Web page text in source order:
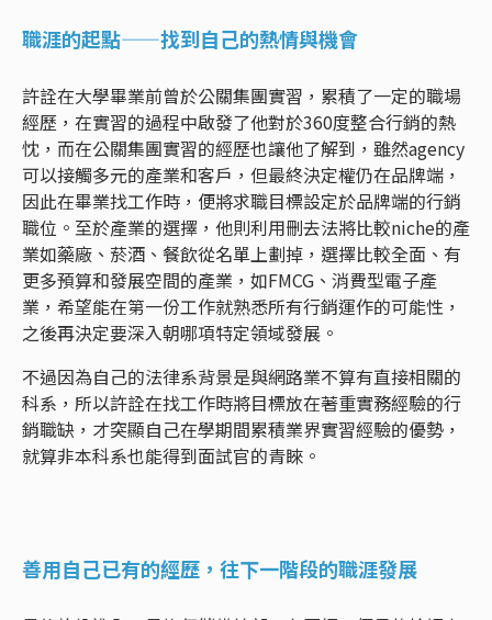
職涯的起點——找到自己的熱情與機會
許詮在大學畢業前曾於公關集團實習，累積了一定的職場
經歷，在實習的過程中啟發了他對於360度整合行銷的熱
忱，而在公關集團實習的經歷也讓他了解到，雖然agency
可以接觸多元的產業和客戶，但最終決定權仍在品牌端，
因此在畢業找工作時，便將求職目標設定於品牌端的行銷
職位。至於產業的選擇，他則利用刪去法將比較niche的產
業如藥廠、菸酒、餐飲從名單上劃掉，選擇比較全面、有
更多預算和發展空間的產業，如FMCG、消費型電子產
業，希望能在第一份工作就熟悉所有行銷運作的可能性，
之後再決定要深入朝哪項特定領域發展。
不過因為自己的法律系背景是與網路業不算有直接相關的
科系，所以許詮在找工作時將目標放在著重實務經驗的行
銷職缺，才突顯自己在學期間累積業界實習經驗的優勢，
就算非本科系也能得到面試官的青睞。
善用自己已有的經歷，往下一階段的職涯發展